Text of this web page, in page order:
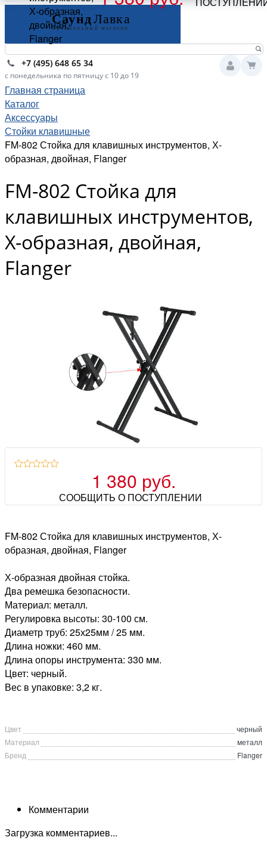
+7 (495) 648 65 34
с понедельника по пятницу с 10 до 19
Главная страница
Каталог
Аксессуары
Стойки клавишные
FM-802 Стойка для клавишных инструментов, Х-
образная, двойная, Flanger
FM-802 Стойка для
клавишных инструментов,
Х-образная, двойная,
Flanger
1 380 руб.
СООБЩИТЬ О ПОСТУПЛЕНИИ
FM-802 Стойка для клавишных инструментов, Х-
образная, двойная, Flanger
Х-образная двойная стойка.
Два ремешка безопасности.
Материал: металл.
Регулировка высоты: 30-100 см.
Диаметр труб: 25х25мм / 25 мм.
Длина ножки: 460 мм.
Длина опоры инструмента: 330 мм.
Цвет: черный.
Вес в упаковке: 3,2 кг.
Цвет
черный
Материал
металл
Бренд
Flanger
Комментарии
Загрузка комментариев...
Х-образная,
двойная,
Flanger